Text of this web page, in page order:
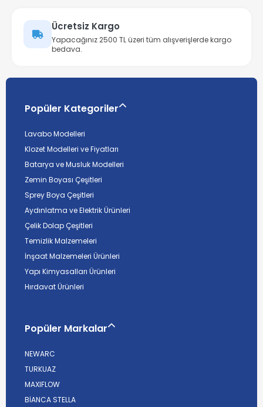
Ücretsiz Kargo
Yapacağınız 2500 TL üzeri tüm alışverişlerde kargo
bedava.
Popüler Kategoriler
Lavabo Modelleri
Klozet Modelleri ve Fiyatları
Batarya ve Musluk Modelleri
Zemin Boyası Çeşitleri
Sprey Boya Çeşitleri
Aydınlatma ve Elektrik Ürünleri
Çelik Dolap Çeşitleri
Temizlik Malzemeleri
İnşaat Malzemeleri Ürünleri
Yapı Kimyasalları Ürünleri
Hırdavat Ürünleri
Popüler Markalar
NEWARC
TURKUAZ
MAXIFLOW
BİANCA STELLA